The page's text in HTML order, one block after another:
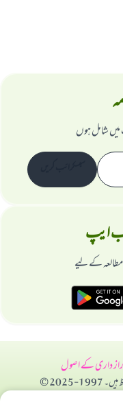
شامل ہوں
ایپ
کے لیے
راز داری کے اصول
©